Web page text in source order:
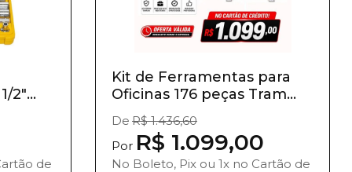
2"
de
Kit de Ferramentas para
Oficinas 176 peças Tram...
De R$ 1.436,60
Por R$ 1.099,00
No Boleto, Pix ou 1x no Cartão de